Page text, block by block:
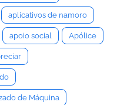
aplicativos de namoro
apoio social Apólice
de Máquina